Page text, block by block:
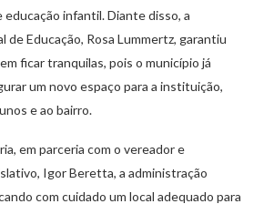
infantil. Diante disso, a
de Educação, Rosa Lummertz, garantiu
ficar tranquilas, pois o município já
um novo espaço para a instituição,
e ao bairro.
em parceria com o vereador e
Igor Beretta, a administração
com cuidado um local adequado para